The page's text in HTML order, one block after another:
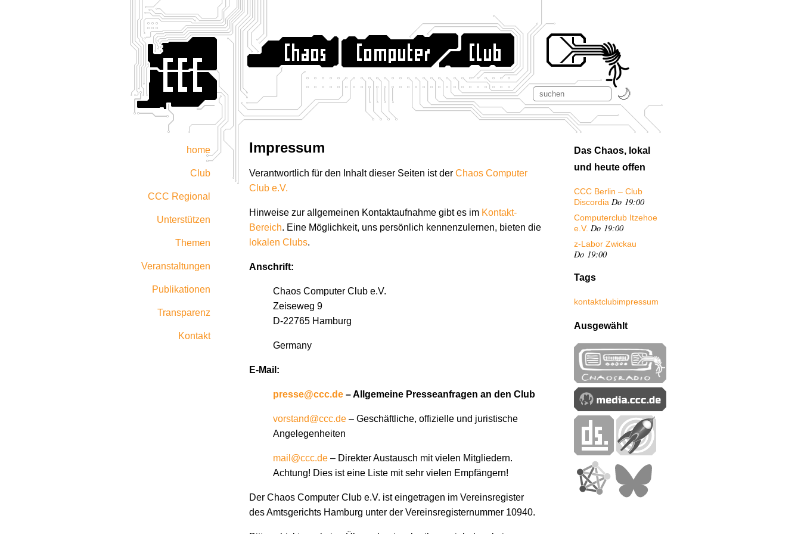
home
Club
CCC Regional
Unterstützen
Themen
Veranstaltungen
Publikationen
Transparenz
Kontakt
Impressum
Verantwortlich für den Inhalt dieser Seiten ist der Chaos Computer
Club e.V.
Hinweise zur allgemeinen Kontaktaufnahme gibt es im Kontakt-
Bereich. Eine Möglichkeit, uns persönlich kennenzulernen, bieten die
lokalen Clubs.
Anschrift:
Chaos Computer Club e.V.
Zeiseweg 9
D-22765 Hamburg
Germany
E-Mail:
presse@ccc.de– Allgemeine Presseanfragen an den Club
vorstand@ccc.de– Geschäftliche, offizielle und juristische
Angelegenheiten
mail@ccc.de– Direkter Austausch mit vielen Mitgliedern.
Achtung! Dies ist eine Liste mit sehr vielen Empfängern!
Der Chaos Computer Club e.V. ist eingetragen im Vereinsregister
des Amtsgerichts Hamburg unter der Vereinsregisternummer 10940.
Das Chaos, lokal
und heute offen
CCC Berlin – Club
Discordia Do 19:00
Computerclub Itzehoe
e.V. Do 19:00
z-Labor Zwickau
Do 19:00
Tags
kontaktclubimpressum
Ausgewählt